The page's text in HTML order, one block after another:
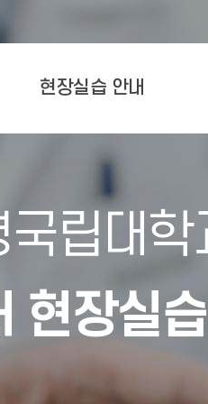
현장실습 안내
국립대학
현장실